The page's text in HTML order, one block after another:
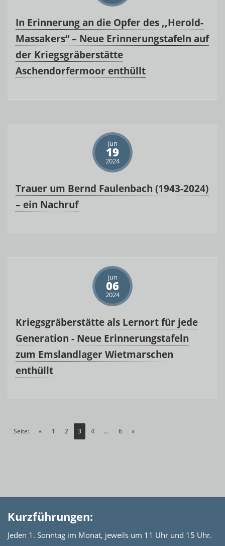
In Erinnerung an die Opfer des ,,Herold-
Massakers“ – Neue Erinnerungstafeln auf
der Kriegsgräberstätte
Aschendorfermoor enthüllt
jun
19
2024
Trauer um Bernd Faulenbach (1943-2024)
– ein Nachruf
jun
06
2024
Kriegsgräberstätte als Lernort für jede
Generation - Neue Erinnerungstafeln
zum Emslandlager Wietmarschen
enthüllt
Seite: « 1 2 3 4 … 6 »
Kurzführungen:
Jeden 1. Sonntag im Monat, jeweils um 11 Uhr und 15 Uhr.